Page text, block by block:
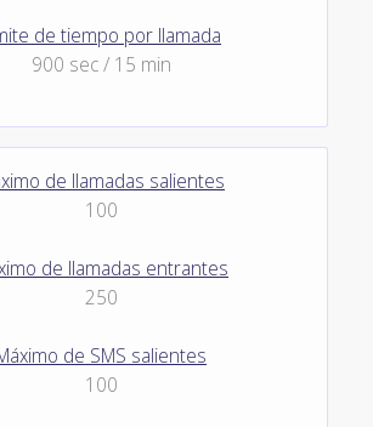
de tiempo por llamada
900 sec / 15 min
de llamadas salientes
100
de llamadas entrantes
250
de SMS salientes
100